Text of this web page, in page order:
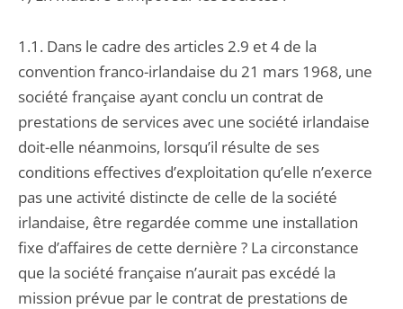
1.1. Dans le cadre des articles 2.9 et 4 de la
convention franco-irlandaise du 21 mars 1968, une
société française ayant conclu un contrat de
prestations de services avec une société irlandaise
doit-elle néanmoins, lorsqu’il résulte de ses
conditions effectives d’exploitation qu’elle n’exerce
pas une activité distincte de celle de la société
irlandaise, être regardée comme une installation
fixe d’affaires de cette dernière ? La circonstance
que la société française n’aurait pas excédé la
mission prévue par le contrat de prestations de